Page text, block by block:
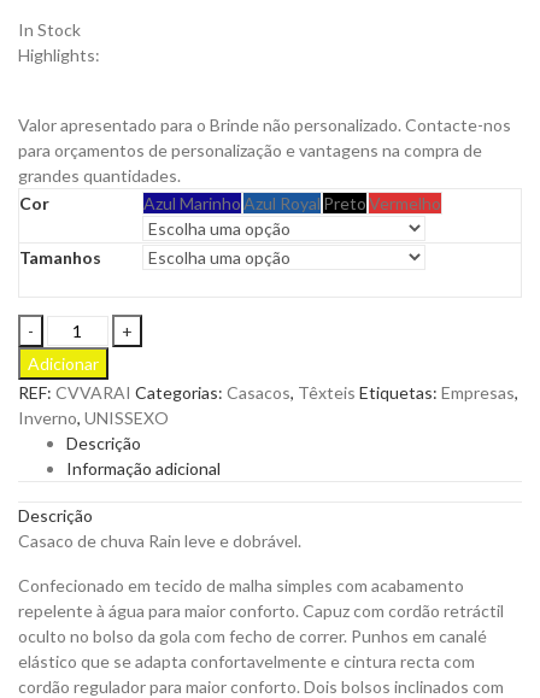
In Stock
Highlights:
Valor apresentado para o Brinde não personalizado. Contacte-nos
para orçamentos de personalização e vantagens na compra de
grandes quantidades.
Cor
Azul MarinhoAzul Royal PretoVermelho
Tamanhos
Casaco
para
Chuva
Rain
para
ser
personalizado
Adicionar
REF: CVVARAI Categorias: Casacos, Têxteis Etiquetas: Empresas,
Inverno, UNISSEXO
Descrição
Informação adicional
Descrição
Casaco de chuva Rain leve e dobrável.
Confecionado em tecido de malha simples com acabamento
repelente à água para maior conforto. Capuz com cordão retráctil
oculto no bolso da gola com fecho de correr. Punhos em canalé
elástico que se adapta confortavelmente e cintura recta com
cordão regulador para maior conforto. Dois bolsos inclinados com